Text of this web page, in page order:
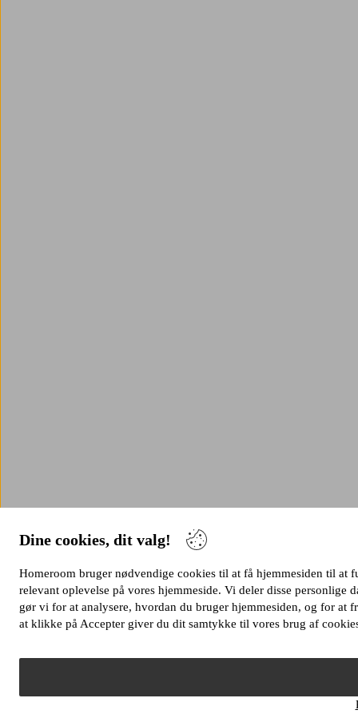
Dine cookies, dit valg!
Homeroom bruger nødvendige cookies til at få hjemmesiden til at
relevant oplevelse på vores hjemmeside. Vi deler disse personlige
gør vi for at analysere, hvordan du bruger hjemmesiden, og for at
at klikke på Accepter giver du dit samtykke til vores brug af